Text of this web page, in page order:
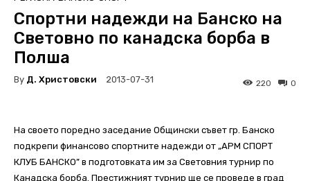
Спортни надежди на Банско на
Световно по канадска борба в
Полша
By Д. Христовски 2013-07-31 0
220
На своето поредно заседание Общински съвет гр. Банско
подкрепи финансово спортните надежди от „АРМ СПОРТ
КЛУБ БАНСКО” в подготовката им за Световния турнир по
Канадска борба. Престижният турнир ще се проведе в град